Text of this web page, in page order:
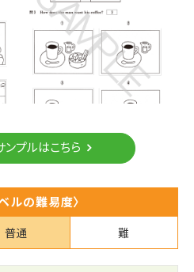
ンプルはこちら
ルの難易度〉
普通 難